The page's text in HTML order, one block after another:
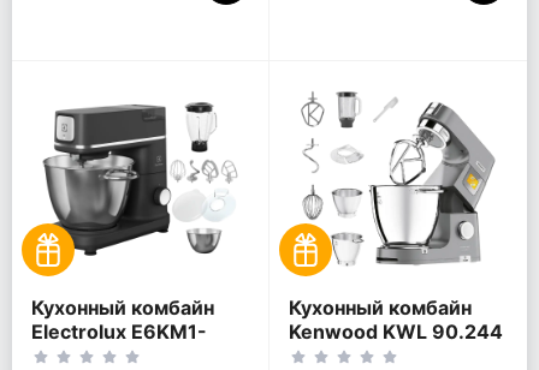
Кухонный комбайн
Electrolux E6KM1-
8BPT, Чёрный
Кухонный комбайн
Kenwood KWL 90.244
SI, Серебристый